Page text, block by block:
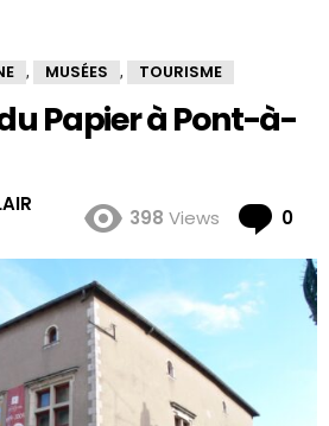
, MUSÉES , TOURISME
Papier à Pont-à-
398 Views 0